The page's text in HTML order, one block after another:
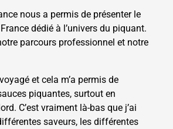
nous a permis de présenter le
dédié à l’univers du piquant.
parcours professionnel et notre
et cela m’a permis de
piquantes, surtout en
C’est vraiment là-bas que j’ai
saveurs, les différentes